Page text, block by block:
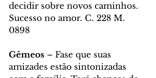
decidir sobre novos caminhos.
Sucesso no amor. C. 228 M.
0898
Gêmeos – Fase que suas
amizades estão sintonizadas